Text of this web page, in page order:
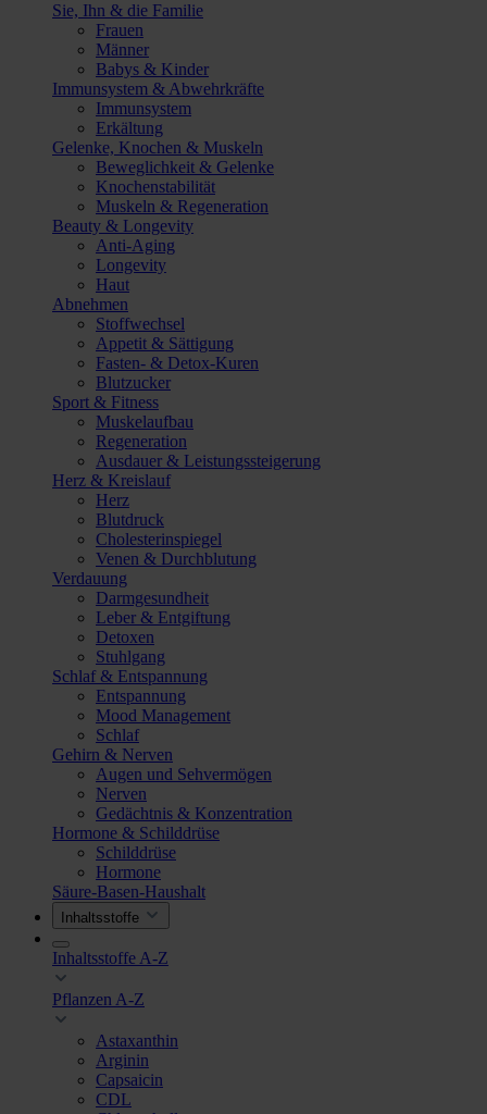
Sie, Ihn & die Familie
Frauen
Männer
Babys & Kinder
Immunsystem & Abwehrkräfte
Immunsystem
Erkältung
Gelenke, Knochen & Muskeln
Beweglichkeit & Gelenke
Knochenstabilität
Muskeln & Regeneration
Beauty & Longevity
Anti-Aging
Longevity
Haut
Abnehmen
Stoffwechsel
Appetit & Sättigung
Fasten- & Detox-Kuren
Blutzucker
Sport & Fitness
Muskelaufbau
Regeneration
Ausdauer & Leistungssteigerung
Herz & Kreislauf
Herz
Blutdruck
Cholesterinspiegel
Venen & Durchblutung
Verdauung
Darmgesundheit
Leber & Entgiftung
Detoxen
Stuhlgang
Schlaf & Entspannung
Entspannung
Mood Management
Schlaf
Gehirn & Nerven
Augen und Sehvermögen
Nerven
Gedächtnis & Konzentration
Hormone & Schilddrüse
Schilddrüse
Hormone
Säure-Basen-Haushalt
Inhaltsstoffe
Inhaltsstoffe A-Z
Pflanzen A-Z
Astaxanthin
Arginin
Capsaicin
CDL